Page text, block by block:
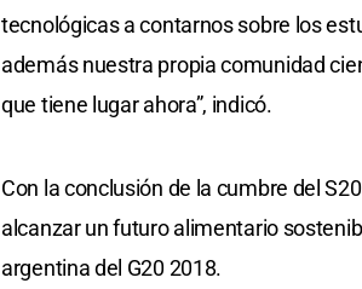
tecnológicas a contarnos sobre los
además nuestra propia comunidad
que tiene lugar ahora”, indicó.
Con la conclusión de la cumbre del
alcanzar un futuro alimentario
argentina del G20 2018.